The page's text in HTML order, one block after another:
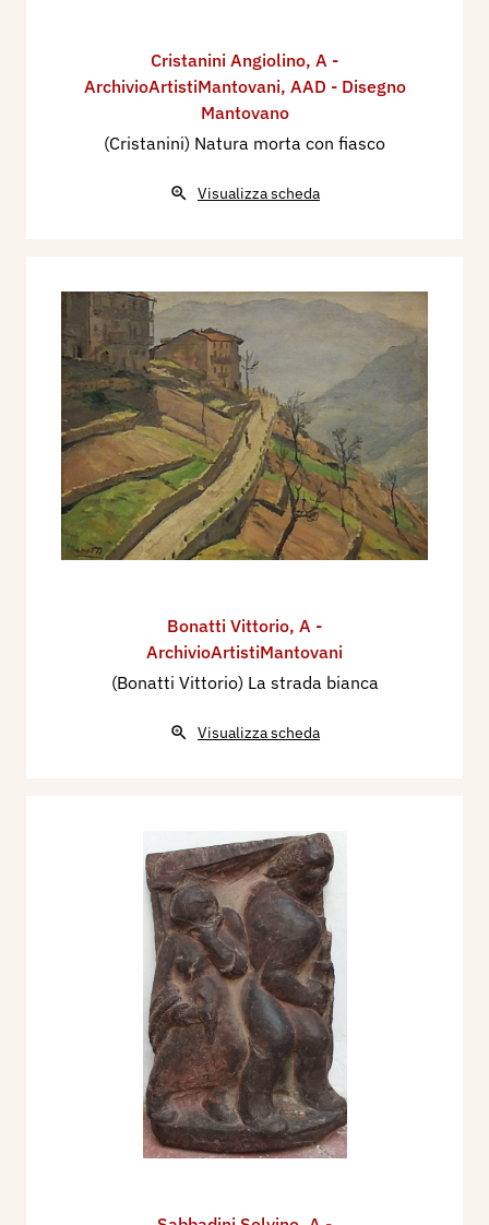
Cristanini Angiolino, A -
ArchivioArtistiMantovani, AAD - Disegno
Mantovano
(Cristanini) Natura morta con fiasco
Visualizza scheda
Bonatti Vittorio, A -
ArchivioArtistiMantovani
(Bonatti Vittorio) La strada bianca
Visualizza scheda